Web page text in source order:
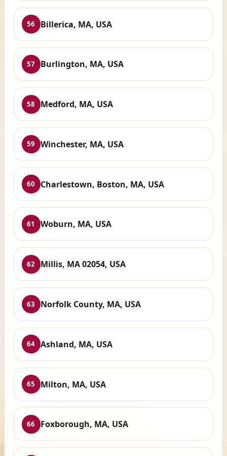
56 Billerica, MA, USA
57 Burlington, MA, USA
58 Medford, MA, USA
59 Winchester, MA, USA
60 Charlestown, Boston, MA, USA
61 Woburn, MA, USA
62 Millis, MA 02054, USA
63 Norfolk County, MA, USA
64 Ashland, MA, USA
65 Milton, MA, USA
66 Foxborough, MA, USA